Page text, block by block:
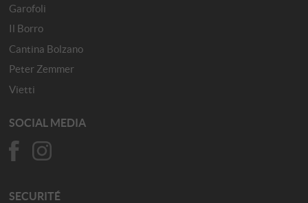
Garofoli
Il Borro
Cantina Bolzano
Peter Zemmer
Vietti
SOCIAL MEDIA
SECURITÉ